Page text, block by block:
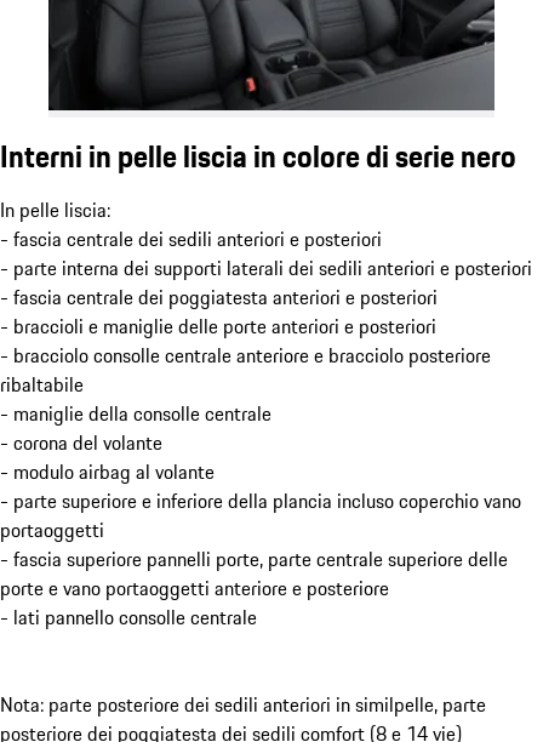
Interni in pelle liscia in colore di serie nero
In pelle liscia:
- fascia centrale dei sedili anteriori e posteriori
- parte interna dei supporti laterali dei sedili anteriori e posteriori
- fascia centrale dei poggiatesta anteriori e posteriori
- braccioli e maniglie delle porte anteriori e posteriori
- bracciolo consolle centrale anteriore e bracciolo posteriore
ribaltabile
- maniglie della consolle centrale
- corona del volante
- modulo airbag al volante
- parte superiore e inferiore della plancia incluso coperchio vano
portaoggetti
- fascia superiore pannelli porte, parte centrale superiore delle
porte e vano portaoggetti anteriore e posteriore
- lati pannello consolle centrale
Nota: parte posteriore dei sedili anteriori in similpelle, parte
posteriore dei poggiatesta dei sedili comfort (8 e 14 vie)